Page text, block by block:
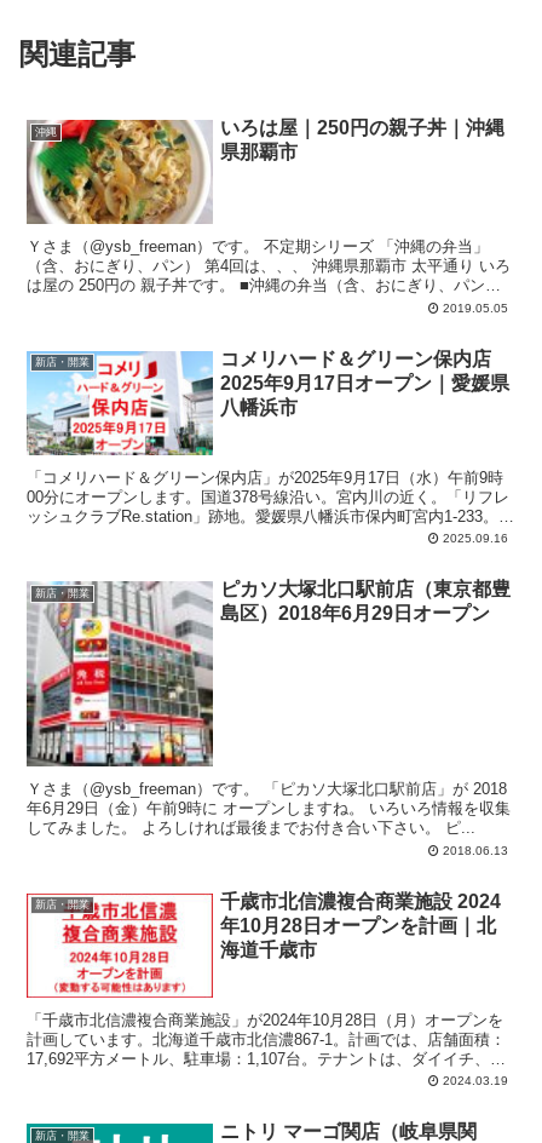
関連記事
沖縄
いろは屋｜250円の親子丼｜沖縄
県那覇市
Ｙさま（@ysb_freeman）です。 不定期シリーズ 「沖縄の弁当」
（含、おにぎり、パン） 第4回は、、、 沖縄県那覇市 太平通り いろ
は屋の 250円の 親子丼です。 ■沖縄の弁当（含、おにぎり、パン）
2019.05.05
新店・開業
コメリハード＆グリーン保内店
2025年9月17日オープン｜愛媛県
八幡浜市
「コメリハード＆グリーン保内店」が2025年9月17日（水）午前9時
00分にオープンします。国道378号線沿い。宮内川の近く。「リフレ
ッシュクラブRe.station」跡地。愛媛県八幡浜市保内町宮内1-233。営
業時間は平日：午前9時00分 ～ 午後7時30分、日曜・祝日：午前9時
2025.09.16
新店・開業
ピカソ大塚北口駅前店（東京都豊
島区）2018年6月29日オープン
Ｙさま（@ysb_freeman）です。 「ピカソ大塚北口駅前店」が 2018
年6月29日（金）午前9時に オープンしますね。 いろいろ情報を収集
してみました。 よろしければ最後までお付き合い下さい。 ピ...
2018.06.13
新店・開業
千歳市北信濃複合商業施設 2024
年10月28日オープンを計画｜北
海道千歳市
「千歳市北信濃複合商業施設」が2024年10月28日（月）オープンを
計画しています。北海道千歳市北信濃867-1。計画では、店舗面積：
17,692平方メートル、駐車場：1,107台。テナントは、ダイイチ、サ
ッポロドラッグストアー、DCM、デンコードー、フランスベッド、
2024.03.19
新店・開業
ニトリ マーゴ関店（岐阜県関